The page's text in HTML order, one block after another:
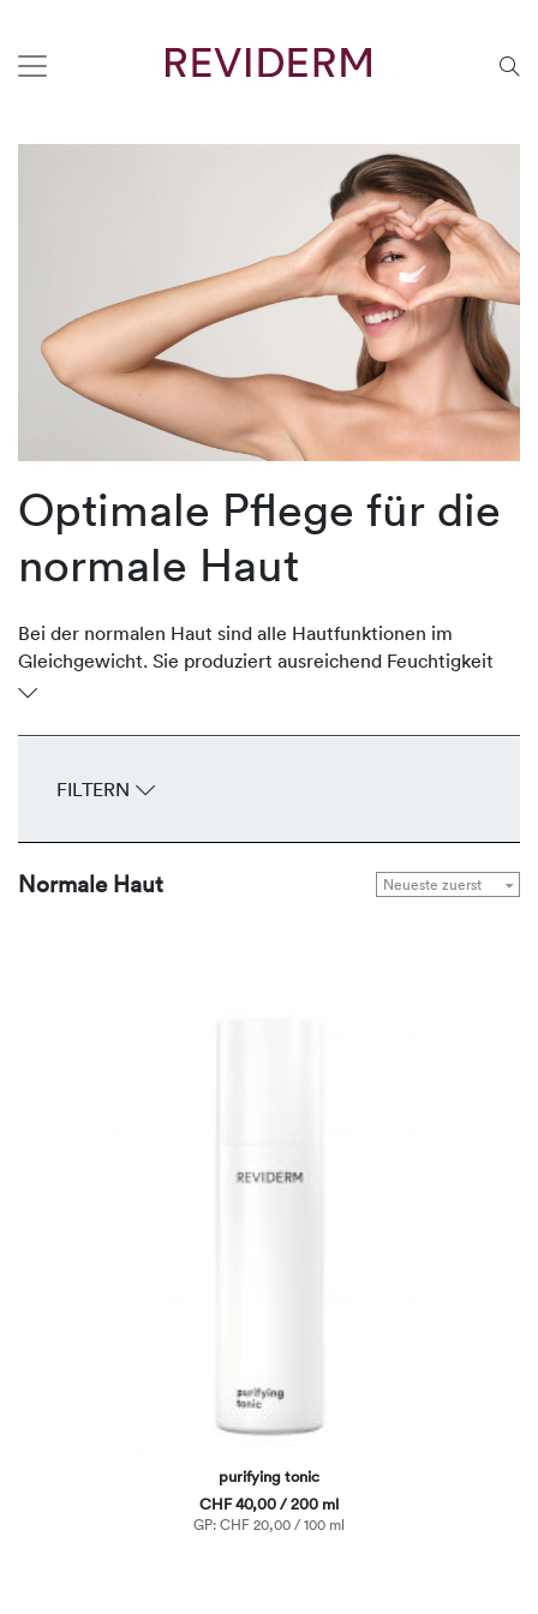
Optimale Pflege für die
normale Haut
Bei der normalen Haut sind alle Hautfunktionen im
Gleichgewicht. Sie produziert ausreichend Feuchtigkeit
und schützende Lipide, ist geschmeidig und glatt. Sie ist
feine Poren. Das gesamte Erscheinungsbild wirkt
REVIDERM Seren, Fluids, Cremes und Masken zur
FILTERN
Normale Haut
purifying tonic
CHF 40,00 / 200 ml
GP: CHF 20,00 / 100 ml